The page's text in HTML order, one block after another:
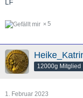
LF
5
12000g Mitglied
1. Februar 2023